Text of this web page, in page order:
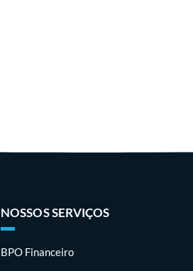
NOSSOS SERVIÇOS
BPO Financeiro